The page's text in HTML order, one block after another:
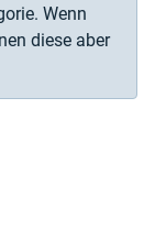
Wenn
diese aber